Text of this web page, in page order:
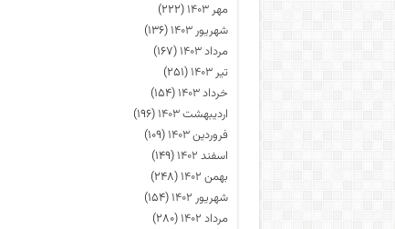
مهر ۱۴۰۳
(۲۲۲)
شهریور ۱۴۰۳
(۱۳۶)
مرداد ۱۴۰۳
(۱۶۷)
تیر ۱۴۰۳
(۲۵۱)
خرداد ۱۴۰۳
(۱۵۴)
اردیبهشت ۱۴۰۳
(۱۹۶)
فروردین ۱۴۰۳
(۱۰۹)
اسفند ۱۴۰۲
(۱۴۹)
بهمن ۱۴۰۲
(۲۴۸)
شهریور ۱۴۰۲
(۱۵۴)
مرداد ۱۴۰۲
(۲۸۰)